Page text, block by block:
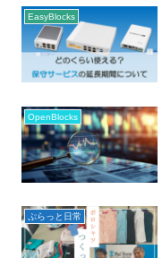
EasyBlocks
OpenBlocks
ぷらっと日常